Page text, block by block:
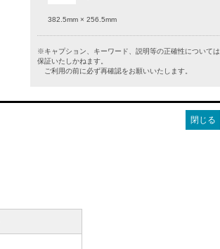
382.5mm × 256.5mm
※キャプション、キーワード、説明等の正確性については
保証いたしかねます。
ご利用の前に必ず再確認をお願いいたします。
閉じる